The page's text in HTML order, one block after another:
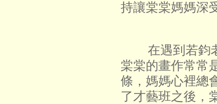
持讓棠棠媽媽深
在遇到若鈞老
棠棠的畫作常常
條，媽媽心裡總
了才藝班之後，